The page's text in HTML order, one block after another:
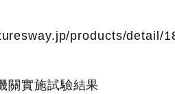
products/detail/
關實施試驗結果